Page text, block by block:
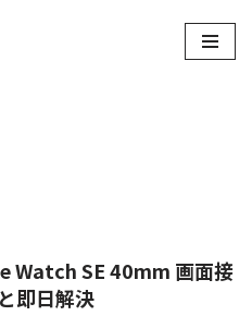
Watch SE 40mm 画面接
即日解決